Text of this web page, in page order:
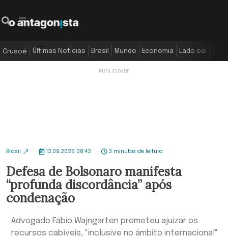
Crusoé Últimas Notícias Brasil Mundo Economia Lado oa!
Brasil 12.09.2025 08:42 3 minutos de leitura
Defesa de Bolsonaro manifesta
“profunda discordância” após
condenação
Advogado Fábio Wajngarten prometeu ajuizar os
recursos cabíveis, "inclusive no âmbito internacional"